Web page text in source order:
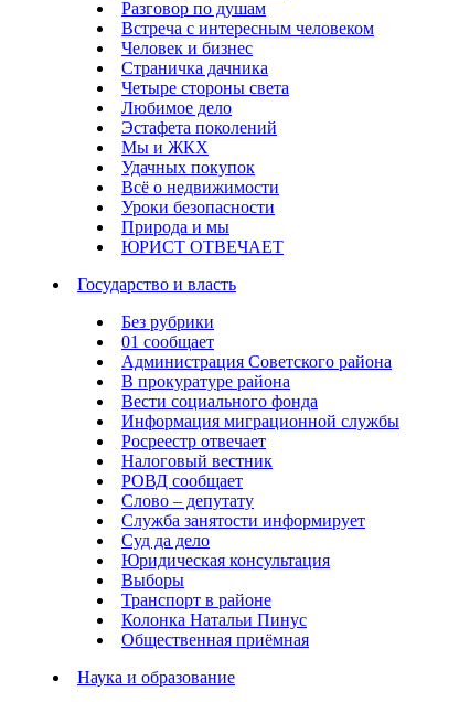
Разговор по душам
Встреча с интересным человеком
Человек и бизнес
Страничка дачника
Четыре стороны света
Любимое дело
Эстафета поколений
Мы и ЖКХ
Удачных покупок
Всё о недвижимости
Уроки безопасности
Природа и мы
ЮРИСТ ОТВЕЧАЕТ
Государство и власть
Без рубрики
01 сообщает
Администрация Советского района
В прокуратуре района
Вести социального фонда
Информация миграционной службы
Росреестр отвечает
Налоговый вестник
РОВД сообщает
Слово – депутату
Служба занятости информирует
Суд да дело
Юридическая консультация
Выборы
Транспорт в районе
Колонка Натальи Пинус
Общественная приёмная
Наука и образование